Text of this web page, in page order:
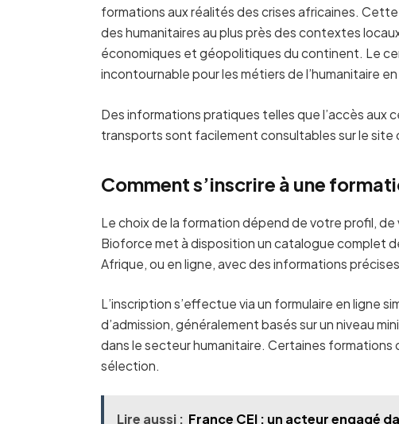
formations aux réalités des crises africaines.
des humanitaires au plus près des contextes
économiques et géopolitiques du continent. Le
incontournable pour les métiers de l’humanitaire
Des informations pratiques telles que l’accès aux
transports sont facilement consultables sur le site
Comment s’inscrire à une
Le choix de la formation dépend de votre profil,
Bioforce met à disposition un catalogue complet
Afrique, ou en ligne, avec des informations
L’inscription s’effectue via un formulaire en ligne
d’admission, généralement basés sur un niveau
dans le secteur humanitaire. Certaines
sélection.
Lire aussi : France CEI : un acteur engagé